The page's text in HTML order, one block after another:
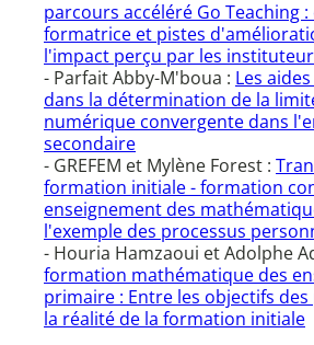
parcours accéléré Go Teaching :
formatrice et pistes
l'impact perçu par les
- Parfait Abby-M'boua : Les
dans la détermination de la
numérique convergente dans
secondaire
- GREFEM et Mylène Forest :
formation initiale - formation
enseignement des
l'exemple des processus
- Houria Hamzaoui et Adolphe
formation mathématique des
primaire : Entre les objectifs
la réalité de la formation initiale